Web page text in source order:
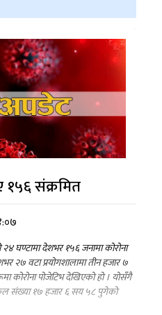
संक्रमित
घण्टामा देशभर १५६ जनामा कोरोना
२७ वटा प्रयोगशालामा तीन हजार ७
कोरोना पोजेटिभ देखिएको हो । योसँगै
संख्या १७ हजार ६ सय ५८ पुगेको